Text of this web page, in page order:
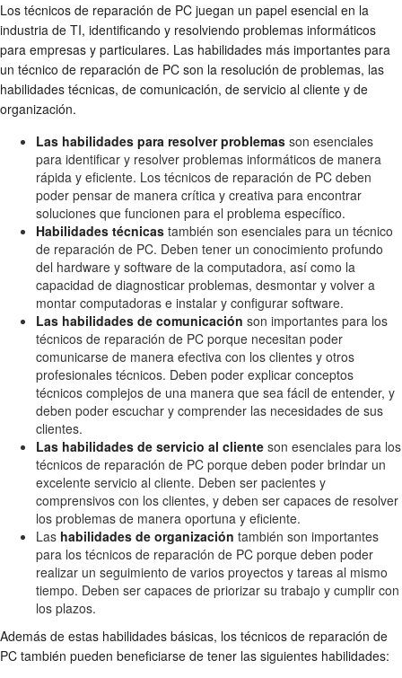
Los técnicos de reparación de PC juegan un papel esencial en la
industria de TI, identificando y resolviendo problemas informáticos
para empresas y particulares. Las habilidades más importantes para
un técnico de reparación de PC son la resolución de problemas, las
habilidades técnicas, de comunicación, de servicio al cliente y de
organización.
Las habilidades para resolver problemas son esenciales
para identificar y resolver problemas informáticos de manera
rápida y eficiente. Los técnicos de reparación de PC deben
poder pensar de manera crítica y creativa para encontrar
soluciones que funcionen para el problema específico.
Habilidades técnicas también son esenciales para un técnico
de reparación de PC. Deben tener un conocimiento profundo
del hardware y software de la computadora, así como la
capacidad de diagnosticar problemas, desmontar y volver a
montar computadoras e instalar y configurar software.
Las habilidades de comunicación son importantes para los
técnicos de reparación de PC porque necesitan poder
comunicarse de manera efectiva con los clientes y otros
profesionales técnicos. Deben poder explicar conceptos
técnicos complejos de una manera que sea fácil de entender, y
deben poder escuchar y comprender las necesidades de sus
clientes.
Las habilidades de servicio al cliente son esenciales para los
técnicos de reparación de PC porque deben poder brindar un
excelente servicio al cliente. Deben ser pacientes y
comprensivos con los clientes, y deben ser capaces de resolver
los problemas de manera oportuna y eficiente.
Las habilidades de organización también son importantes
para los técnicos de reparación de PC porque deben poder
realizar un seguimiento de varios proyectos y tareas al mismo
tiempo. Deben ser capaces de priorizar su trabajo y cumplir con
los plazos.
Además de estas habilidades básicas, los técnicos de reparación de
PC también pueden beneficiarse de tener las siguientes habilidades: